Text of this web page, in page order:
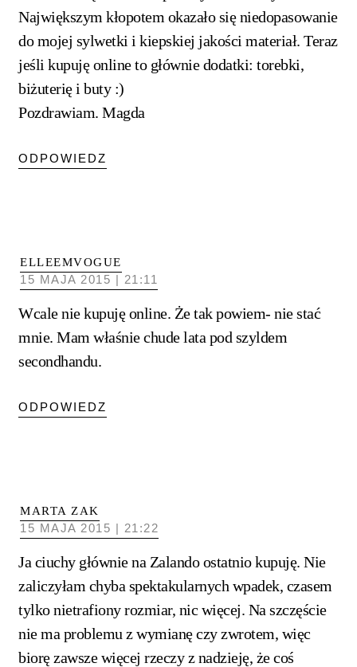
Największym kłopotem okazało się niedopasowanie
do mojej sylwetki i kiepskiej jakości materiał. Teraz
jeśli kupuję online to głównie dodatki: torebki,
biżuterię i buty :)
Pozdrawiam. Magda
ODPOWIEDZ
ELLEEMVOGUE
15 MAJA 2015 | 21:11
Wcale nie kupuję online. Że tak powiem- nie stać
mnie. Mam właśnie chude lata pod szyldem
secondhandu.
ODPOWIEDZ
MARTA ZAK
15 MAJA 2015 | 21:22
Ja ciuchy głównie na Zalando ostatnio kupuję. Nie
zaliczyłam chyba spektakularnych wpadek, czasem
tylko nietrafiony rozmiar, nic więcej. Na szczęście
nie ma problemu z wymianę czy zwrotem, więc
biorę zawsze więcej rzeczy z nadzieję, że coś